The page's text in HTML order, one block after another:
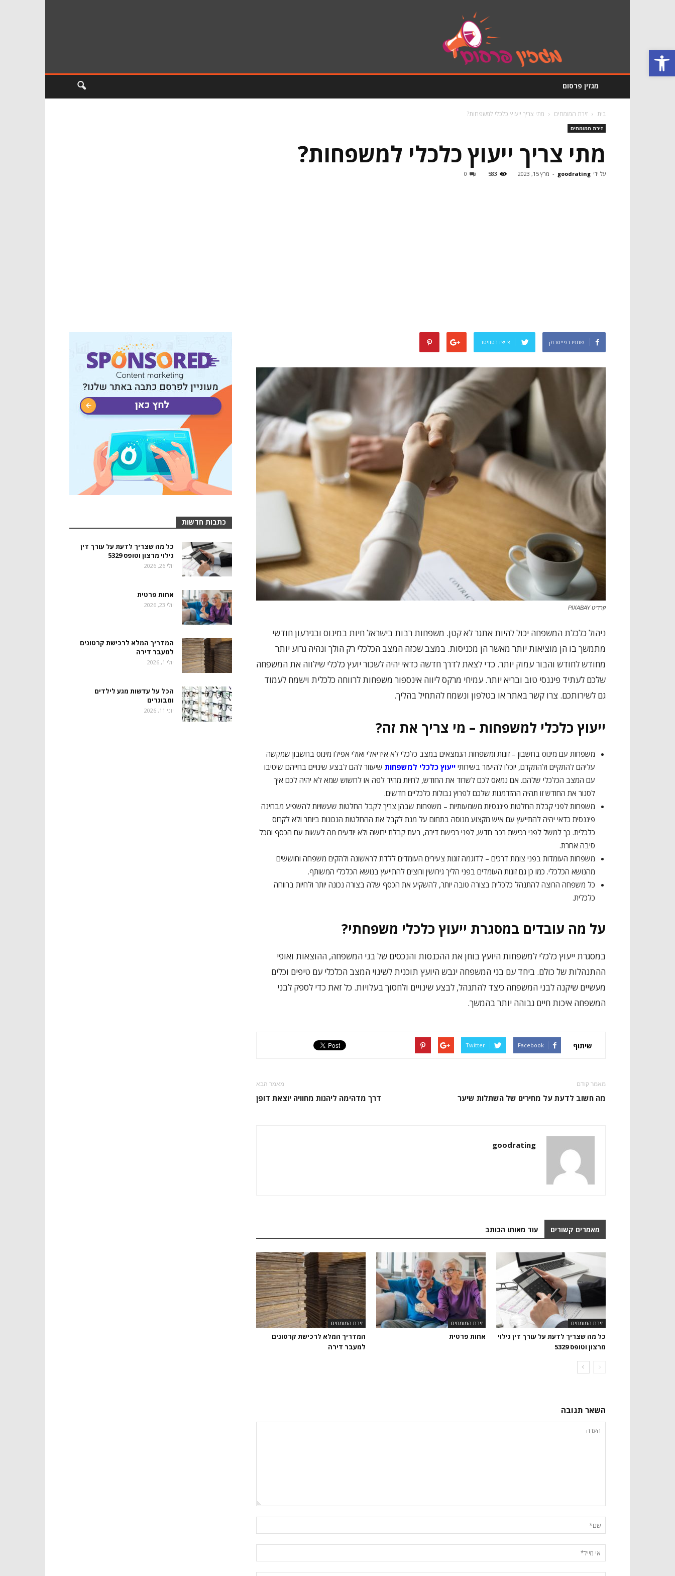
פתח סרגל נגישות
מגזין פרסום
בית זירת המומחים מתי צריך ייעוץ כלכלי למשפחות?
זירת המומחים
מתי צריך ייעוץ כלכלי למשפחות?
על ידי goodrating
- מרץ 15, 2023 583
0
שתפו בפייסבוק צייצו בטוויטר
קרדיט PIXABAY
ניהול כלכלת המשפחה יכול להיות אתגר לא קטן. משפחות רבות בישראל חיות במינוס ובגירעון חודשי
מתמשך בו הן מוציאות יותר מאשר הן מכניסות. במצב שכזה המצב הכלכלי רק הולך ונהיה גרוע יותר
מחודש לחודש והבור עמוק יותר. כדי לצאת לדרך חדשה כדאי יהיה לשכור יועץ כלכלי שילווה את המשפחה
שלכם לעתיד פיננסי טוב ובריא יותר. עמיחי מרקס ליווה אינספור משפחות לרווחה כלכלית וישמח לעמוד
גם לשירותכם. צרו קשר באתר או בטלפון ונשמח להתחיל בהליך.
ייעוץ כלכלי למשפחות – מי צריך את זה?
משפחות עם מינוס בחשבון – זוגות ומשפחות הנמצאים במצב כלכלי לא אידיאלי ואולי אפילו מינוס בחשבון שמקשה
עליהם להתקיים ולהתקדם, יוכלו להיעזר בשירותי ייעוץ כלכלי למשפחות שיעזור להם לבצע שינויים בחייהם שיטיבו
עם המצב הכלכלי שלהם. אם נמאס לכם לשרוד את החודש, לחיות מהיד לפה או לחשוש שמא לא יהיה לכם איך
לסגור את החודש זו תהיה ההזדמנות שלכם לפרוץ גבולות כלכליים חדשים.
משפחות לפני קבלת החלטות פיננסיות משמעותיות – משפחות שבהן צריך לקבל החלטות שעשויות להשפיע מבחינה
פיננסית כדאי יהיה להתייעץ עם איש מקצוע מנוסה בתחום על מנת לקבל את ההחלטות הנכונות ביותר ולא לקרוס
כלכלית. כך למשל לפני רכישת רכב חדש, לפני רכישת דירה, בעת קבלת ירושה ולא יודעים מה לעשות עם הכסף ומכל
סיבה אחרת.
משפחות העומדות בפני צומת דרכים – לדוגמה זוגות צעירים העומדים ללדת לראשונה ולהקים משפחה וחוששים
מהנושא הכלכלי. כמו כן גם זוגות העומדים בפני הליך גירושין ורוצים להתייעץ בנושא הכלכלי המשותף.
כל משפחה הרוצה להתנהל כלכלית בצורה טובה יותר, להשקיע את הכסף שלה בצורה נכונה יותר ולחיות ברווחה
כלכלית.
על מה עובדים במסגרת ייעוץ כלכלי משפחתי?
במסגרת ייעוץ כלכלי למשפחות היועץ בוחן את ההכנסות והנכסים של בני המשפחה, ההוצאות ואופי
ההתנהלות של כולם. ביחד עם בני המשפחה יגבש היועץ תוכנית לשינוי המצב הכלכלי עם טיפים וכלים
מעשיים שיקנה לבני המשפחה כיצד להתנהל, לבצע שינויים ולחסוך בעלויות. כל זאת כדי לספק לבני
המשפחה איכות חיים גבוהה יותר בהמשך.
שיתוף Facebook
Twitter
מאמר קודם
מה חשוב לדעת על מחירים של השתלות שיער
מאמר הבא
דרך מדהימה ליהנות מחוויה יוצאת דופן
goodrating
מאמרים קשורים עוד מאותו הכותב
זירת המומחים
כל מה שצריך לדעת על עורך דין גילוי
מרצון וטופס 5329
זירת המומחים
אחות פרטית
זירת המומחים
המדריך המלא לרכישת קרטונים
למעבר דירה
השאר תגובה
כתבות חדשות
כל מה שצריך לדעת על עורך דין
גילוי מרצון וטופס 5329
יולי 26, 2026
אחות פרטית
יולי 23, 2026
המדריך המלא לרכישת קרטונים
למעבר דירה
יולי 1, 2026
הכל על עדשות מגע לילדים
ומבוגרים
יוני 11, 2026